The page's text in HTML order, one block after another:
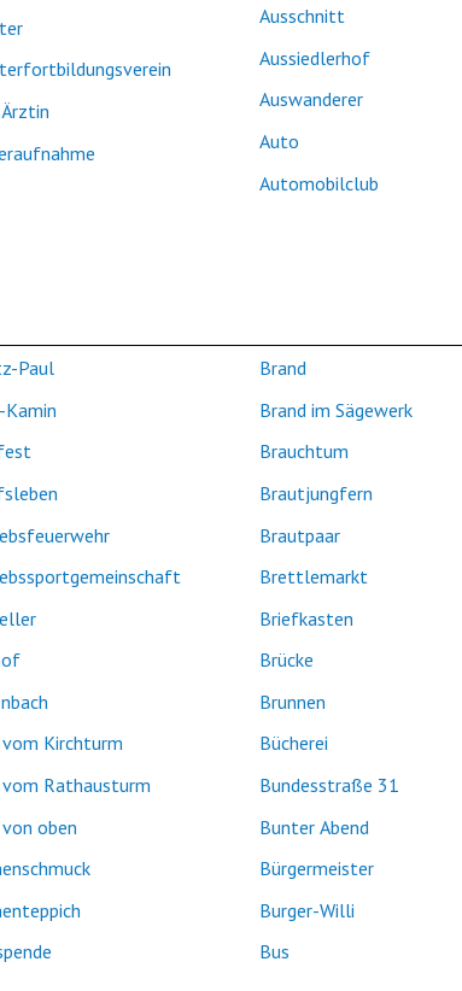
Ausschnitt
Aussiedlerhof
Auswanderer
Auto
Automobilclub
Paul
Kamin
Kirchturm
Rathausturm
oben
Brand
Brand im Sägewerk
Brauchtum
Brautjungfern
Brautpaar
Brettlemarkt
Briefkasten
Brücke
Brunnen
Bücherei
Bundesstraße 31
Bunter Abend
Bürgermeister
Burger-Willi
Bus